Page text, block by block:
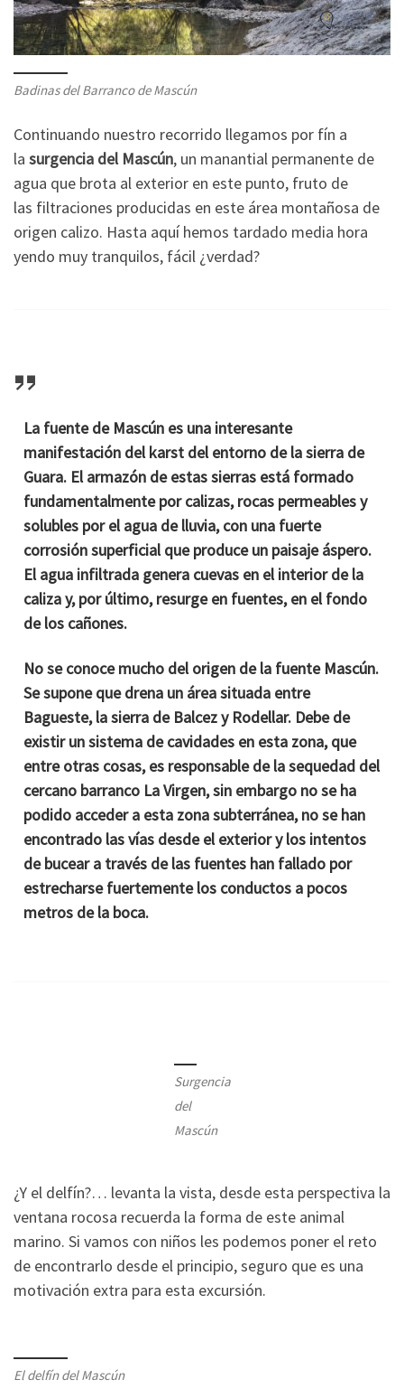
Badinas del Barranco de Mascún
Continuando nuestro recorrido llegamos por fín a
la surgencia del Mascún, un manantial permanente de
agua que brota al exterior en este punto, fruto de
las filtraciones producidas en este área montañosa de
origen calizo. Hasta aquí hemos tardado media hora
yendo muy tranquilos, fácil ¿verdad?
La fuente de Mascún es una interesante
manifestación del karst del entorno de la sierra de
Guara. El armazón de estas sierras está formado
fundamentalmente por calizas, rocas permeables y
solubles por el agua de lluvia, con una fuerte
corrosión superficial que produce un paisaje áspero.
El agua infiltrada genera cuevas en el interior de la
caliza y, por último, resurge en fuentes, en el fondo
de los cañones.
No se conoce mucho del origen de la fuente Mascún.
Se supone que drena un área situada entre
Bagueste, la sierra de Balcez y Rodellar. Debe de
existir un sistema de cavidades en esta zona, que
entre otras cosas, es responsable de la sequedad del
cercano barranco La Virgen, sin embargo no se ha
podido acceder a esta zona subterránea, no se han
encontrado las vías desde el exterior y los intentos
de bucear a través de las fuentes han fallado por
estrecharse fuertemente los conductos a pocos
metros de la boca.
Surgencia
del
Mascún
¿Y el delfín?… levanta la vista, desde esta perspectiva la
ventana rocosa recuerda la forma de este animal
marino. Si vamos con niños les podemos poner el reto
de encontrarlo desde el principio, seguro que es una
motivación extra para esta excursión.
El delfín del Mascún